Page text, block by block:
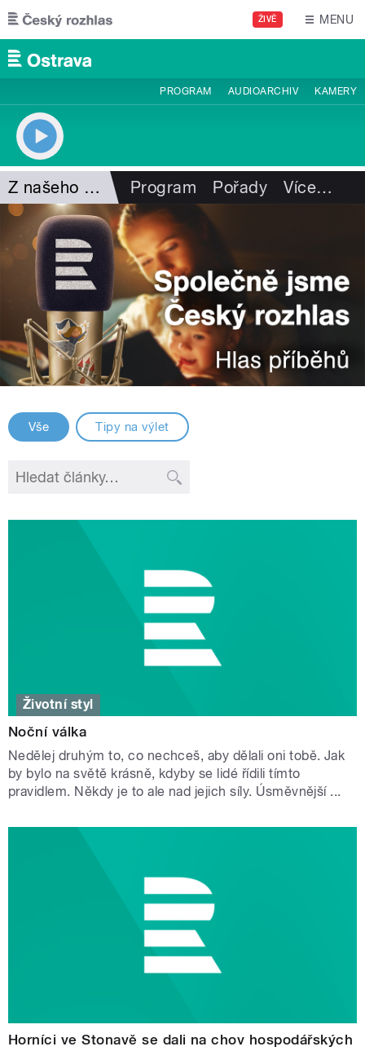
Přejít k hlavnímu obsahu
ŽIVĚ MENU
PROGRAM AUDIOARCHIV KAMERY
Z našeho vysílání Program Pořady Více…
Vše Tipy na výlet
Životní styl
Noční válka
Nedělej druhým to, co nechceš, aby dělali oni tobě. Jak
by bylo na světě krásně, kdyby se lidé řídili tímto
pravidlem. Někdy je to ale nad jejich síly. Úsměvnější ...
Horníci ve Stonavě se dali na chov hospodářských